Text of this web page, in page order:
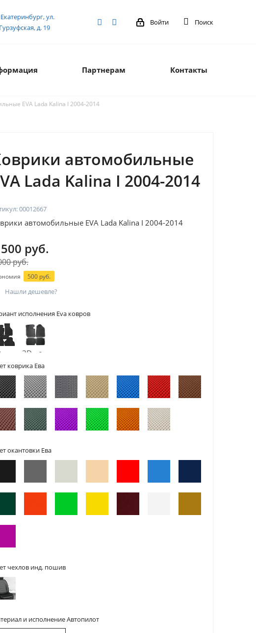
Екатеринбург, ул.
Гурзуфская, д. 19
Войти Поиск
Партнерам Контакты
EVA Lada Kalina I 2004-2014
автомобильные
Lada Kalina I 2004-2014
00012667
автомобильные EVA Lada Kalina I 2004-2014
руб.
руб.
500 руб.
Нашли дешевле?
исполнения Eva ковров
3D - с
бортами
коврика Ева
окантовки Ева
чехлов инд. пошив
и исполнение Автопилот